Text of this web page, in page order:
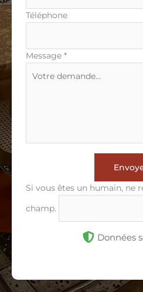
Téléphone
Message *
Si vous êtes un humain, ne
champ.
Données